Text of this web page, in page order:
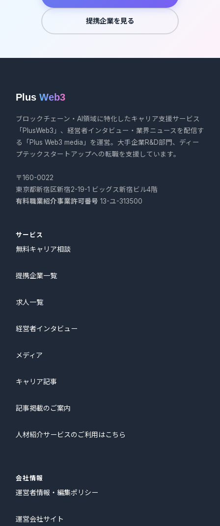
提携企業を見る
Plus Web3
ブロックチェーン・AI領域に特化したキャリア支援サービス
「PlusWeb3」、経営者インタビュー・業界ニュースを配信す
る「Plus Web3 media」を運営。大手企業R&D部門、ディー
プテックスタートアップへの転職を支援しています。
〒160-0022
東京都新宿区新宿2-19-1 ビッグス新宿ビル4階
有料職業紹介事業許可番号 13-ユ-313500
サービス
無料キャリア相談
提携企業一覧
求人一覧
経営者インタビュー
メディア
キャリア記事
記事掲載のご案内
人材紹介サービスのご利用はこちら
会社情報
運営者情報・編集ポリシー
運営会社サイト